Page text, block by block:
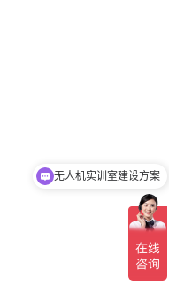
无人机实训室建设方案